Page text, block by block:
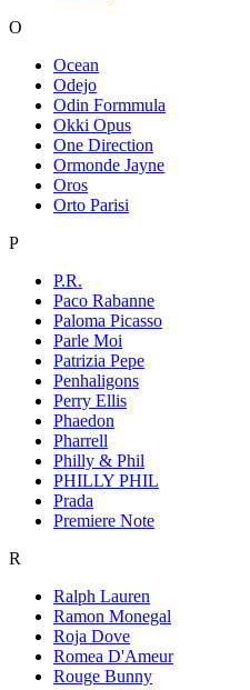
O
Ocean
Odejo
Odin Formmula
Okki Opus
One Direction
Ormonde Jayne
Oros
Orto Parisi
P
P.R.
Paco Rabanne
Paloma Picasso
Parle Moi
Patrizia Pepe
Penhaligons
Perry Ellis
Phaedon
Pharrell
Philly & Phil
PHILLY PHIL
Prada
Premiere Note
R
Ralph Lauren
Ramon Monegal
Roja Dove
Romea D'Ameur
Rouge Bunny